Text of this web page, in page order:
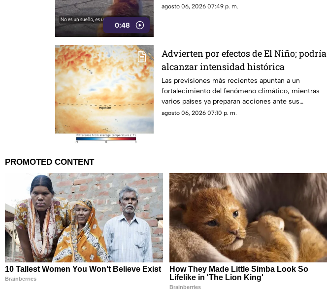
0:48
isla griega.
agosto 06, 2026 07:49 p. m.
Advierten por efectos de El Niño; podría
alcanzar intensidad histórica
Las previsiones más recientes apuntan a un
fortalecimiento del fenómeno climático, mientras
varios países ya preparan acciones ante sus
posibles efectos.
agosto 06, 2026 07:10 p. m.